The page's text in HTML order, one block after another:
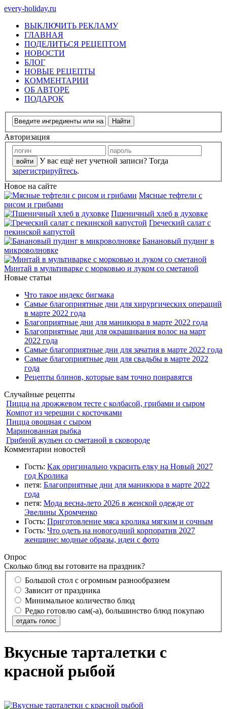
every-holiday.ru
ВЫКЛЮЧИТЬ РЕКЛАМУ
ГЛАВНАЯ
ПОДЕЛИТЬСЯ РЕЦЕПТОМ
НОВОСТИ
БЛОГ
НОВЫЕ РЕЦЕПТЫ
КОММЕНТАРИИ
ОБ АВТОРЕ
ПОДАРОК
Авторизация
У вас ещё нет учетной записи? Тогда
зарегистрируйтесь.
Новое на сайте
Мясные тефтели с
рисом и грибами
Пшеничный хлеб в духовке
Греческий салат с
пекинской капустой
Банановый пудинг в
микроволновке
Минтай в мультиварке с морковью и луком со сметаной
Новые статьи
Что такое индекс бигмака
Самые благоприятные дни для хирургических операций
в марте 2022 года
Благоприятные дни для маникюра в марте 2022 года
Благоприятные дни для окрашивания волос на март
2022 года
Самые благоприятные дни для зачатия в марте 2022 года
Самые благоприятные дни для свадьбы в марте 2022
года
Рецепты блинов, которые вам точно понравятся
Случайные рецепты
Пицца на дрожжевом тесте с колбасой, грибами и сыром
Компот из черешни с косточками
Пицца овощная с сыром
Маринованная рыбка
Грибной жульен со сметаной в сковороде
Комментарии новостей
Гость: Как оригинально украсить елку на Новый 2027
год Кролика
петя: Благоприятные дни для маникюра в марте 2022
года
петя: Мода весна-лето 2026 в женской одежде от
Эвелины Хромченко
Гость: Приготовление мяса кролика мягким и сочным
Гость: Что одеть на новогодний корпоратив 2027
женщине: модные образы, идеи с фото
Опрос
Сколько блюд вы готовите на праздник?
Большой стол с огромным разнообразием
Зависит от праздника
Минимальное количество блюд
Редко готовлю сам(-а), большинство блюд покупаю
отдать голос
Вкусные тарталетки с
красной рыбой